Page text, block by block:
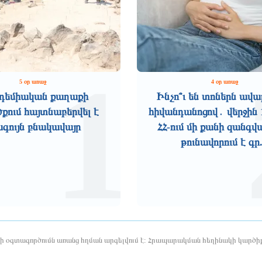
5 օր առաջ
քաղաքի
հայտնաբերվել է
բնակավայր
1 4 օր առաջ
Ինչո՞ւ են տոներն
հիվանդանոցով․ վերջին
ՀՀ-ում մի քանի
թունավորում է
օգտագործումն առանց հղման արգելվում է: Հրապարակման հեղինակի